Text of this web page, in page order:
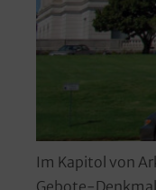
Im Kapitol von
Gebote-